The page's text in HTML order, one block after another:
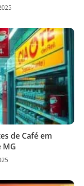
de Café em
MG